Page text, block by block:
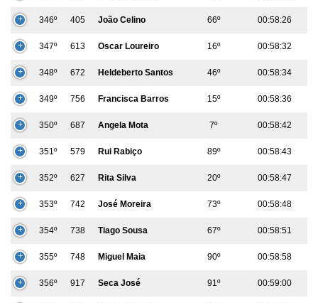
346º 405 João Celino 66º 00:58:26
347º 613 Oscar Loureiro 16º 00:58:32
348º 672 Heldeberto Santos 46º 00:58:34
349º 756 Francisca Barros 15º 00:58:36
350º 687 Angela Mota 7º 00:58:42
351º 579 Rui Rabiço 89º 00:58:43
352º 627 Rita Silva 20º 00:58:47
353º 742 José Moreira 73º 00:58:48
354º 738 Tiago Sousa 67º 00:58:51
355º 748 Miguel Maia 90º 00:58:58
356º 917 Seca José 91º 00:59:00